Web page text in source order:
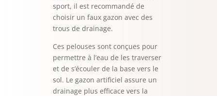
sport, il est recommandé de
choisir un faux gazon avec des
trous de drainage.
Ces pelouses sont conçues pour
permettre à l’eau de les traverser
et de s’écouler de la base vers le
sol. Le gazon artificiel assure un
drainage plus efficace vers la